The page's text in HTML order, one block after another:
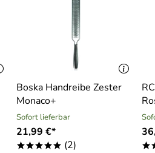
Boska Handreibe Zester
Monaco+
Sofort lieferbar
21,99 €*
***** (2)